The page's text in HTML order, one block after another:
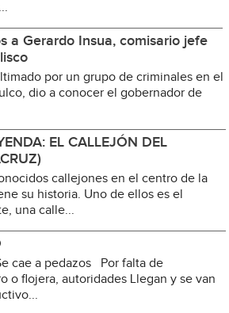
a Gerardo Insua, comisario jefe
por un grupo de criminales en el
dio a conocer el gobernador de
EL CALLEJÓN DEL
callejones en el centro de la
su historia. Uno de ellos es el
una calle...
cae a pedazos Por falta de
o flojera, autoridades Llegan y se van